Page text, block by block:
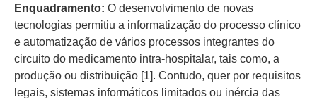
Enquadramento: O desenvolvimento de novas
tecnologias permitiu a informatização do processo clínico
e automatização de vários processos integrantes do
circuito do medicamento intra-hospitalar, tais como, a
produção ou distribuição [1]. Contudo, quer por requisitos
legais, sistemas informáticos limitados ou inércia das